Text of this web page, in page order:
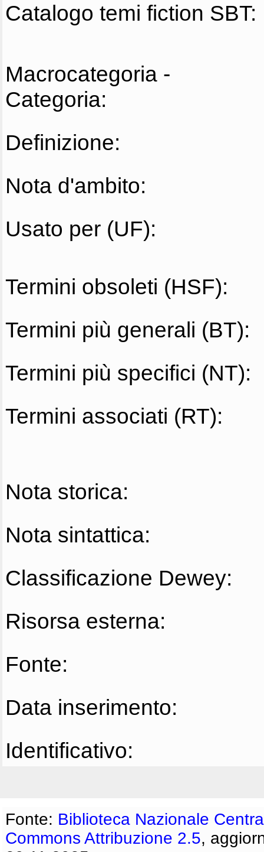
Catalogo temi fiction SBT:
Macrocategoria -
Categoria:
Definizione:
Nota d'ambito:
Usato per (UF):
Termini obsoleti (HSF):
Termini più generali (BT):
Termini più specifici (NT):
Termini associati (RT):
Nota storica:
Nota sintattica:
Classificazione Dewey:
Risorsa esterna:
Fonte:
Data inserimento:
Identificativo:
Fonte: Biblioteca Nazionale
Commons Attribuzione 2.5,